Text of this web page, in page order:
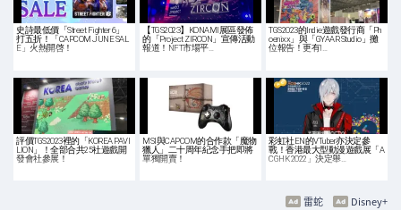
史詩最低價「Street Fighter 6」
打五折！「CAPCOM JUNE SAL
E」火熱開啓！
【TGS2023】KONAMI展區發佈
的「Project ZIRCON」宣傳活動
報道！NFT市場平…
TGS2023的Indie遊戲發行商「Ph
oenixx」與「GYAAR Studio」攤
位報告！更有I…
評價TGS2023裡的「KOREA PAVI
LION」！全部合共25社遊戲開
發會社參展！
MSI與CAPCOM的合作款「魔物
獵人」二十周年紀念手把即將
單獨開賣！
彩虹社EN的VTuber亦決定參
戰！香港最大型動漫遊戲展「A
CGHK 2022」決定舉…
Disney+
雷蛇